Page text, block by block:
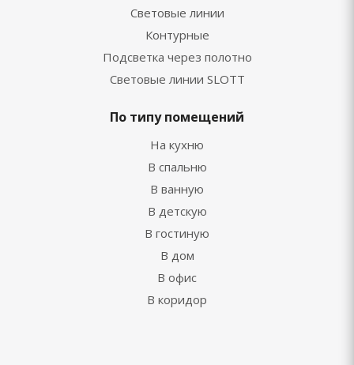
Световые линии
Контурные
Подсветка через полотно
Световые линии SLOTT
По типу помещений
На кухню
В спальню
В ванную
В детскую
В гостиную
В дом
В офис
В коридор